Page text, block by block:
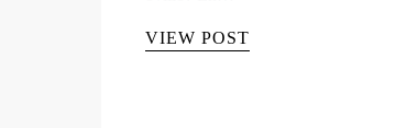
VIEW POST